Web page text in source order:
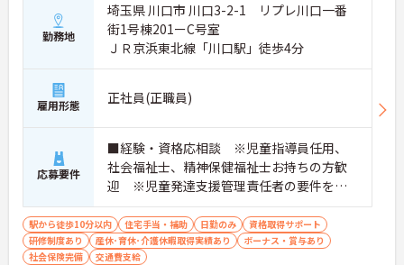
勤務地
埼玉県 川口市 川口3-2-1 リプレ川口一番
街1号棟201ーC号室
ＪＲ京浜東北線「川口駅」徒歩4分
雇用形態 正社員(正職員)
応募要件
■経験・資格応相談 ※児童指導員任用、
社会福祉士、精神保健福祉士お持ちの方歓
迎 ※児童発達支援管理責任者の要件を満
たす方（研修受講済の方）・保育・教育・
福祉業界の経験がある方・相談支援・直接
支援の経験がある方歓迎
駅から徒歩10分以内 住宅手当・補助 日勤のみ
資格取得サポート
研修制度あり
産休･育休･介護休暇取得実績あり
ボーナス・賞与あり
社会保険完備
交通費支給